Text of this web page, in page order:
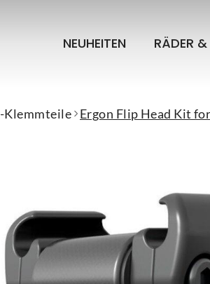
NEUHEITEN RÄDER
Klemmteile Ergon Flip Head Kit